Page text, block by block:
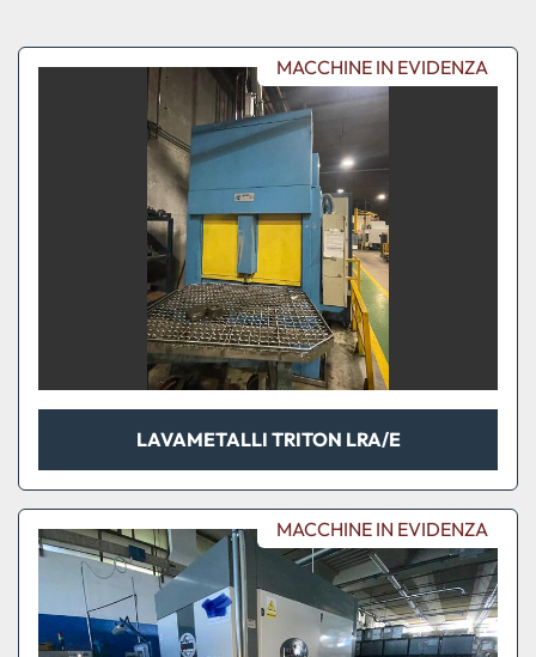
Ordina per
MACCHINE IN EVIDENZA
LAVAMETALLI TRITON LRA/E
MACCHINE IN EVIDENZA